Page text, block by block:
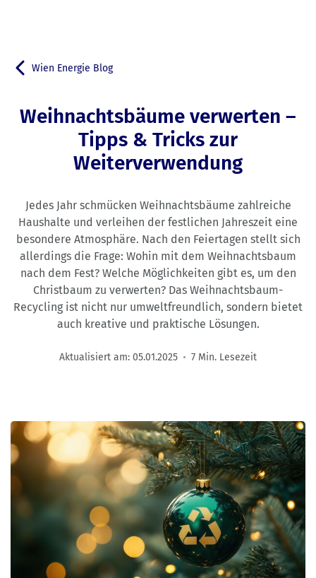
Zurück zu
Wien Energie Blog
Weihnachtsbäume verwerten –
Tipps & Tricks zur
Weiterverwendung
Jedes Jahr schmücken Weihnachtsbäume zahlreiche
Haushalte und verleihen der festlichen Jahreszeit eine
besondere Atmosphäre. Nach den Feiertagen stellt sich
allerdings die Frage: Wohin mit dem Weihnachtsbaum
nach dem Fest? Welche Möglichkeiten gibt es, um den
Christbaum zu verwerten? Das Weihnachtsbaum-
Recycling ist nicht nur umweltfreundlich, sondern bietet
auch kreative und praktische Lösungen.
Aktualisiert am: 05.01.2025 7 Min. Lesezeit